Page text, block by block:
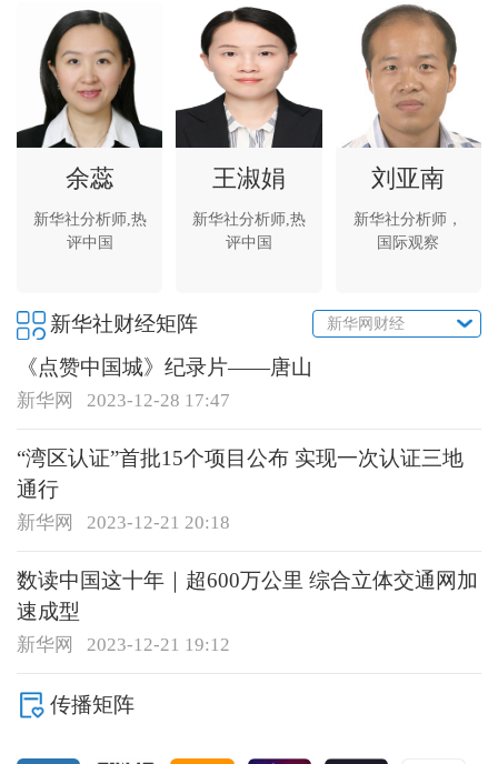
余蕊
新华社分析师,热
评中国
王淑娟
新华社分析师,热
评中国
刘亚南
新华社分析师，
国际观察
新华社财经矩阵 新华网财经
《点赞中国城》纪录片——唐山
新华网 2023-12-28 17:47
“湾区认证”首批15个项目公布 实现一次认证三地
通行
新华网 2023-12-21 20:18
数读中国这十年｜超600万公里 综合立体交通网加
速成型
新华网 2023-12-21 19:12
传播矩阵